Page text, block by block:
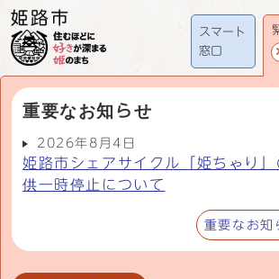
スマート
窓口
重要なお知らせ
2026年8月4日
姫路市シェアサイクル「姫ちゃり」
供一時停止について
重要なお知